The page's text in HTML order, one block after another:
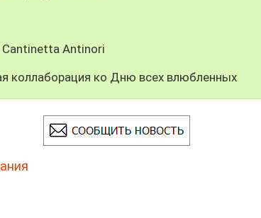
Antinori
коллаборация ко Дню всех влюбленных